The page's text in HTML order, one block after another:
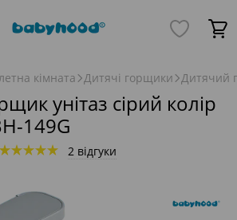
кімната Дитячі горщики Дитячий
унітаз сірий колір
149G
2 відгуки